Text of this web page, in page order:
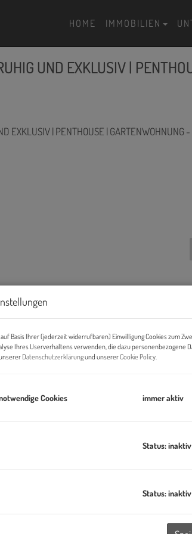
HOME IMMOBILIEN
UND EXKLUSIV |
Penthouse
nur wenige Minuten von der Alten Donau, der
in einem stilvollen Neubau. Beide
auf 99 Jahre - Pacht 11.000€ im
verfügen über private Freiflächen,
Basis Ihrer (jederzeit widerrufbaren) Einwilligung Cookies zum
Ihres Userverhaltens verwenden, die dazu personenbezogene
Datenschutzerklärungund unsererCookie Policy.
Cookies immer aktiv
Status: inaktiv
Status: inaktiv